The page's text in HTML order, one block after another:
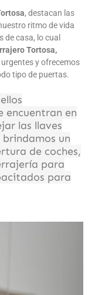
, destacan las
ritmo de vida
de casa, lo cual
Tortosa,
y ofrecemos
tipo de puertas.
encuentran en
las llaves
un
de coches,
para
para